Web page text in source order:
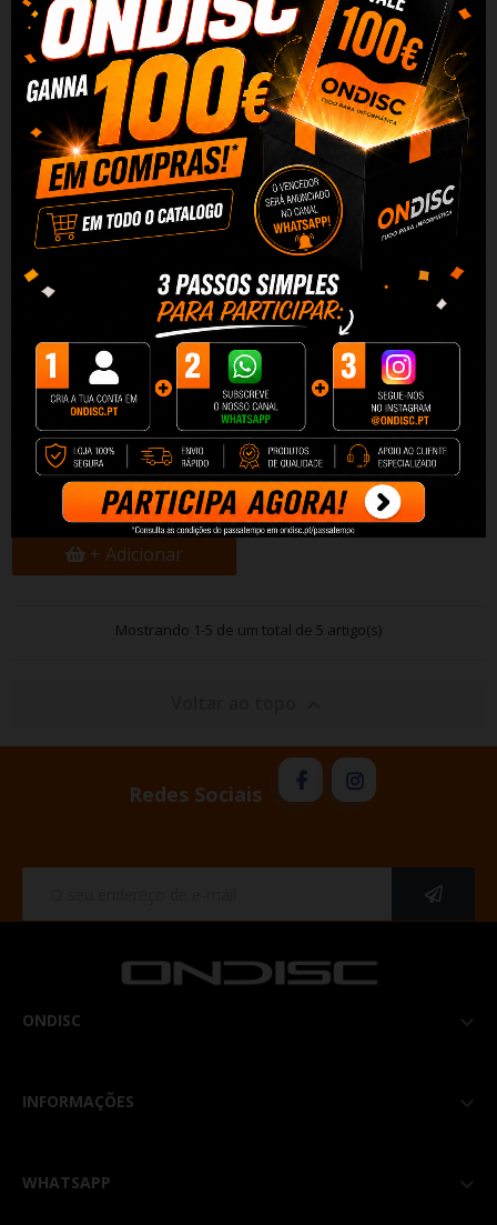
Medidor Consumo Energia
Sonoff WiFi POW Ring POWCT
39,15 €
+ Adicionar
Smart WiFi Switch Sonoff Basic
R4 10A
6,29 €
+ Adicionar
Sonoff Interruptor Inteligente
Wi-Fi de Relé...
10,46 €
+ Adicionar
Mostrando 1-5 de um total de 5 artigo(s)
Redes Sociais
ONDISC 
INFORMAÇÕES 
WHATSAPP 